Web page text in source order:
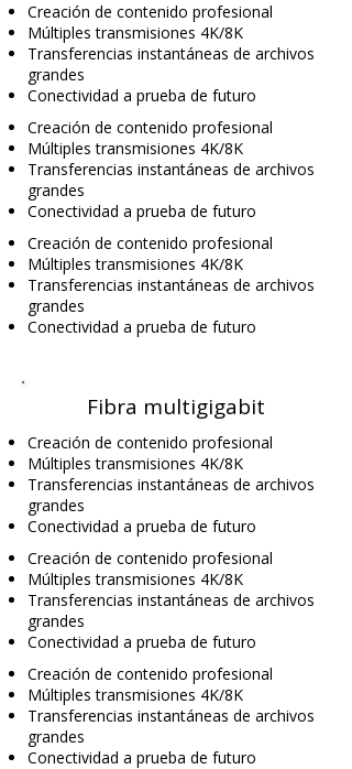
Creación de contenido profesional
Múltiples transmisiones 4K/8K
Transferencias instantáneas de archivos
grandes
Conectividad a prueba de futuro
Creación de contenido profesional
Múltiples transmisiones 4K/8K
Transferencias instantáneas de archivos
grandes
Conectividad a prueba de futuro
Creación de contenido profesional
Múltiples transmisiones 4K/8K
Transferencias instantáneas de archivos
grandes
Conectividad a prueba de futuro
Fibra multigigabit
Creación de contenido profesional
Múltiples transmisiones 4K/8K
Transferencias instantáneas de archivos
grandes
Conectividad a prueba de futuro
Creación de contenido profesional
Múltiples transmisiones 4K/8K
Transferencias instantáneas de archivos
grandes
Conectividad a prueba de futuro
Creación de contenido profesional
Múltiples transmisiones 4K/8K
Transferencias instantáneas de archivos
grandes
Conectividad a prueba de futuro